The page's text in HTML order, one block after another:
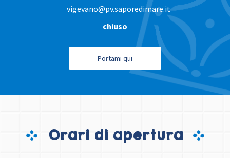
vigevano@pv.saporedimare.it
chiuso
Portami qui
Orari di apertura